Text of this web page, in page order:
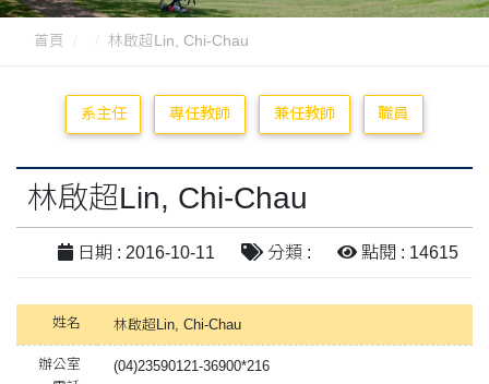
首頁 林啟超Lin, Chi-Chau
系主任 專任教師 兼任教師 職員
林啟超Lin, Chi-Chau
日期 : 2016-10-11 分類 : 點閱 : 14615
姓名 林啟超Lin, Chi-Chau
辦公室
(04)23590121-36900*216